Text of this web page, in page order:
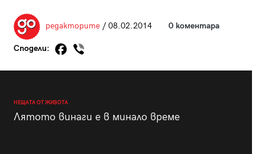
редакторите/ 08.02.2014 0 коментара
Сподели:
НЕЩАТА ОТ ЖИВОТА
Лятото винаги е в минало време